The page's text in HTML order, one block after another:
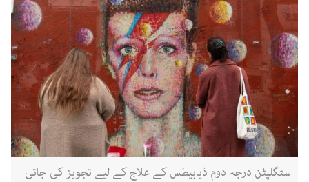
سٹگلپٹن درجہ دوم ذیابیطس کے علاج کے لیے تجویز کی جاتی